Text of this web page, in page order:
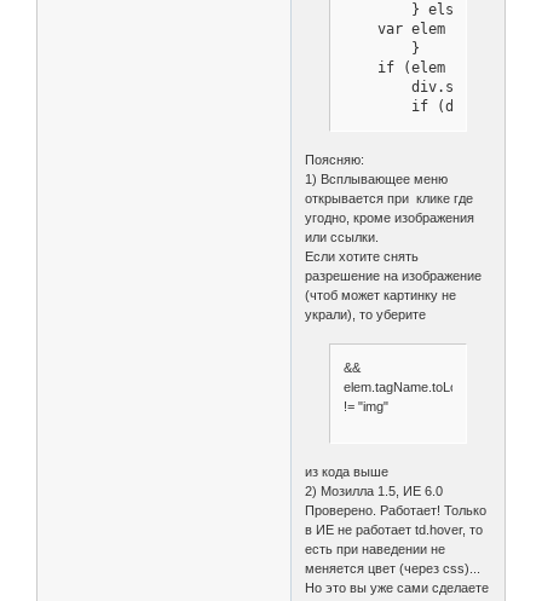
var elem =
if (elem &&
div.style.left =
div.style.top =
	} else {
div.style.left =
div.style.top =
	}
nado=true;
// (c) Vingrad.ru FAQ
//-->
</script>
<TABLE border='0'
<TR><td
</td></tr>
<TR><td
</td></tr>
<TR><td
</td></tr>
Поясняю:
1) Всплывающее меню
открывается при клике где
угодно, кроме изображения
или ссылки.
Если хотите снять
разрешение на изображение
(чтоб может картинку не
украли), то уберите
&&
elem.tagName.toLowerCase()
!= "img"
из кода выше
2) Мозилла 1.5, ИЕ 6.0
Проверено. Работает! Только
в ИЕ не работает td.hover, то
есть при наведении не
меняется цвет (через css)...
Но это вы уже сами сделаете